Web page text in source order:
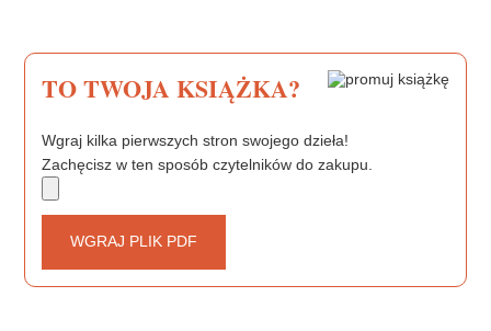
TO TWOJA KSIĄŻKA?
Wgraj kilka pierwszych stron swojego dzieła!
Zachęcisz w ten sposób czytelników do zakupu.
WGRAJ PLIK PDF